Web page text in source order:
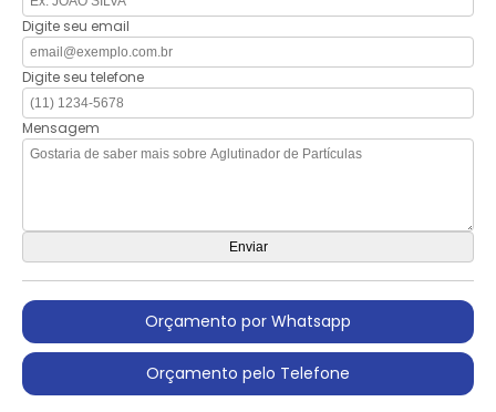
Digite seu email
Digite seu telefone
Mensagem
Orçamento por Whatsapp
Orçamento pelo Telefone